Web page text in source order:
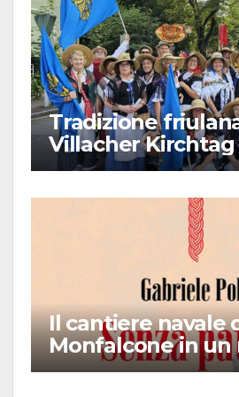
Tradizione
Villacher Kirchtag
Il cantiere navale
Monfalcone in un